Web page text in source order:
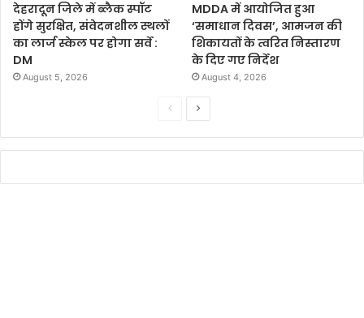
देहरादून जिले में ब्लैक स्पॉट
होंगे सुरक्षित, संवेदनशील स्थलों
का लार्ज स्केल पर होगा सर्वे :
DM
August 5, 2026
MDDA में आयोजित हुआ
‘समाधान दिवस’, आमजन की
शिकायतों के त्वरित निस्तारण
के दिए गए निर्देश
August 4, 2026
e
x